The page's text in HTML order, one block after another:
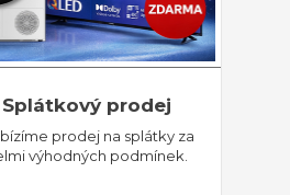
Splátkový prodej
prodej na splátky za
výhodných podmínek.